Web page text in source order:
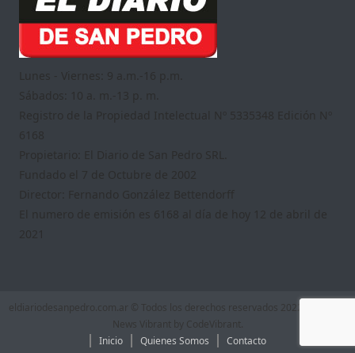
Lunes - Viernes: 9 a.m.-16 p.m.
Sábados: 10 a. m.-13 p. m.
Registro de la Propiedad Intelectual Nº 5335348 Edición Nº
6168
Propietario: El Diario de San Pedro SRL.
Fundado el 7 de Octubre de 2002
Director: Fernando González Bettendorff
El numero de emisión es 6168 al día de hoy 12 de abril de
2021
eldiariodesanpedro.com.ar © Todos los derechos reservados 2022
News Vibrant by CodeVibrant.
Inicio
Quienes Somos Contacto